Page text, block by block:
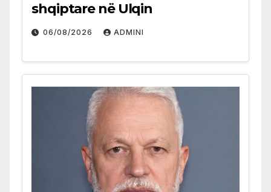
shqiptare në Ulqin
06/08/2026 ADMINI